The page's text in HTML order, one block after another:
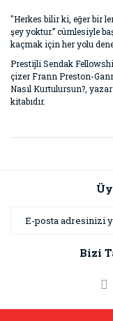
"Herkes bilir ki, eğer bir
şey yoktur.” cümlesiyle
kaçmak için her yolu
Prestijli Sendak
çizer Frann Preston-
Nasıl Kurtulursun?,
kitabıdır.
Görüş ve
Ürün resmi
Ürün bilgilerinde
Bizi